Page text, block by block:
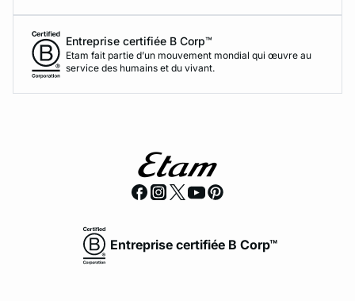
Entreprise certifiée B Corp™
Etam fait partie d’un mouvement mondial qui œuvre au
service des humains et du vivant.
Entreprise certifiée B Corp™